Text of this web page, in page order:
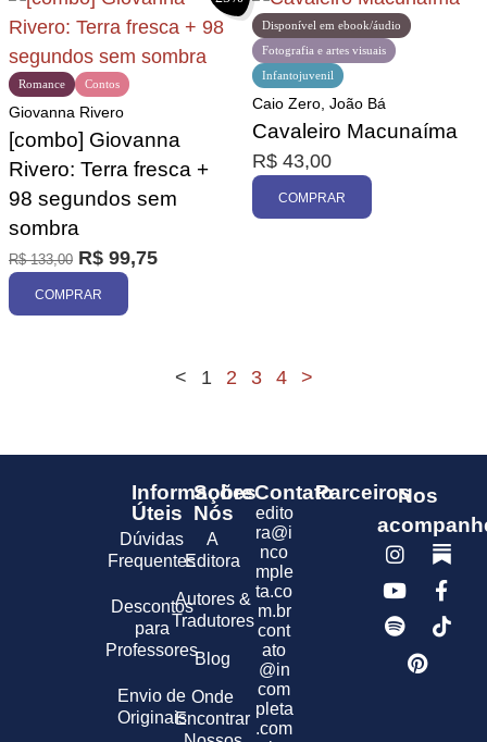
Contos
Romance
Giovanna Rivero
[combo] Giovanna
Rivero: Terra fresca +
98 segundos sem
sombra
R$133,00 R$ 99,75
COMPRAR
Disponível em ebook/áudio
Fotografia e artes visuais
Infantojuvenil
Caio Zero, João Bá
Cavaleiro Macunaíma
R$ 43,00
COMPRAR
< 1 2 3 4 >
Informações
Úteis
Dúvidas
Frequentes
Descontos
para
Professores
Envio de
Originais
Sobre
Nós
A
Editora
Autores &
Tradutores
Blog
Onde
Encontrar
Contato
edito
ra@i
nco
mple
ta.co
m.br
cont
ato
@in
com
pleta
.com
ParceirosNos